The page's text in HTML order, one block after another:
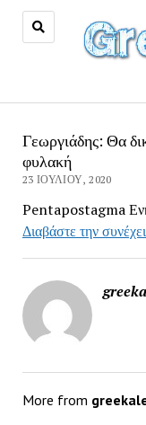
Γεωργιάδης: Θα
φυλακή
23 ΙΟΥΛΊΟΥ, 2020
Pentapostagma
Διαβάστε την
More from